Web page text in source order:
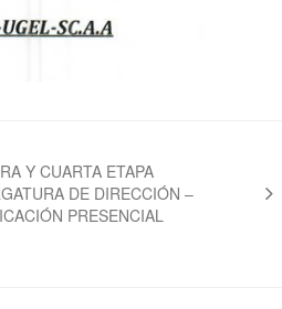
Y CUARTA ETAPA
DE DIRECCIÓN –
PRESENCIAL